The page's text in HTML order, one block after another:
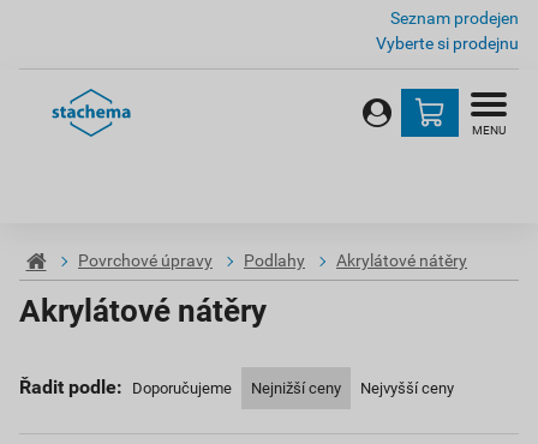
Seznam prodejen
Vyberte si prodejnu
MENU
Povrchové úpravy Podlahy Akrylátové nátěry
Akrylátové nátěry
Řadit podle: Doporučujeme Nejnižší ceny Nejvyšší ceny